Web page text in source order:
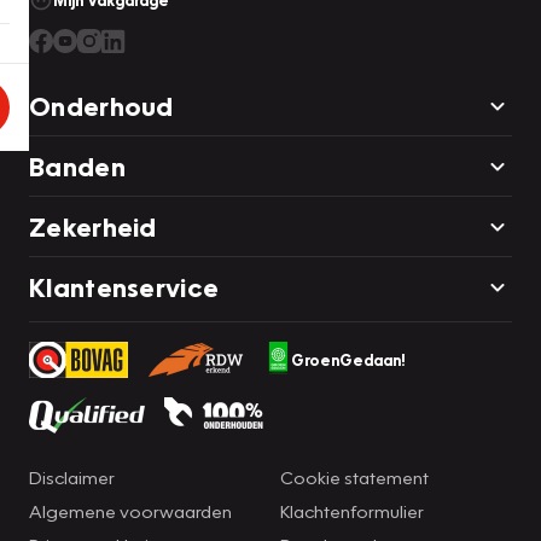
Onderhoud
Banden
Zekerheid
Klantenservice
GroenGedaan!
Disclaimer
Algemene voorwaarden
Cookie statement
Klachtenformulier